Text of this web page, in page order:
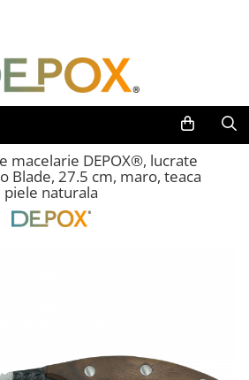
nunceaguri
macelarie DEPOX®, lucrate
Blade, 27.5 cm, maro, teaca
piele naturala